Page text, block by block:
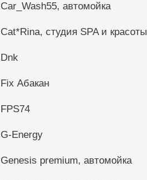
Car_Wash55, автомойка
Cat*Rina, студия SPA и красоты
Dnk
Fix Абакан
FPS74
G-Energy
Genesis premium, автомойка